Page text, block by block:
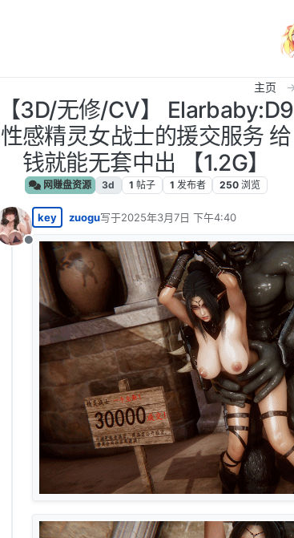
主页
【3D/无修/CV】 Elarbaby:D9
性感精灵女战士的援交服务 给
钱就能无套中出 【1.2G】
网赚盘资源 3d 1 帖子 1 发布者 250 浏览
离线
key zuogu写于2025年3月7日 下午4:40
最后由 编辑